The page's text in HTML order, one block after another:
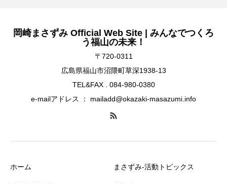
岡崎まさずみ Official Web Site | みんなでつくろ
う福山の未来！
〒720-0311
広島県福山市沼隈町草深1938-13
TEL&FAX . 084-980-0380
e-mailアドレス ： mailadd@okazaki-masazumi.info
ホーム まさずみ-活動トピックス